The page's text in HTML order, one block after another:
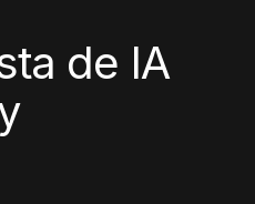
de IA